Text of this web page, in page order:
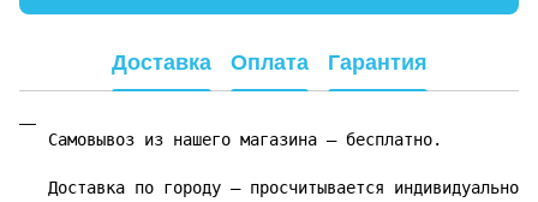
Доставка Оплата Гарантия
Самовывоз из нашего магазина – бесплатно.
Доставка по городу – просчитывается индивидуально.